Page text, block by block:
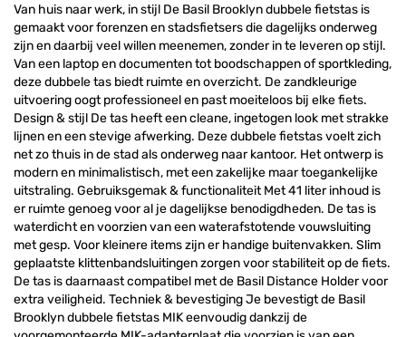
Van huis naar werk, in stijl De Basil Brooklyn dubbele fietstas is
gemaakt voor forenzen en stadsfietsers die dagelijks onderweg
zijn en daarbij veel willen meenemen, zonder in te leveren op stijl.
Van een laptop en documenten tot boodschappen of sportkleding,
deze dubbele tas biedt ruimte en overzicht. De zandkleurige
uitvoering oogt professioneel en past moeiteloos bij elke fiets.
Design & stijl De tas heeft een cleane, ingetogen look met strakke
lijnen en een stevige afwerking. Deze dubbele fietstas voelt zich
net zo thuis in de stad als onderweg naar kantoor. Het ontwerp is
modern en minimalistisch, met een zakelijke maar toegankelijke
uitstraling. Gebruiksgemak & functionaliteit Met 41 liter inhoud is
er ruimte genoeg voor al je dagelijkse benodigdheden. De tas is
waterdicht en voorzien van een waterafstotende vouwsluiting
met gesp. Voor kleinere items zijn er handige buitenvakken. Slim
geplaatste klittenbandsluitingen zorgen voor stabiliteit op de fiets.
De tas is daarnaast compatibel met de Basil Distance Holder voor
extra veiligheid. Techniek & bevestiging Je bevestigt de Basil
Brooklyn dubbele fietstas MIK eenvoudig dankzij de